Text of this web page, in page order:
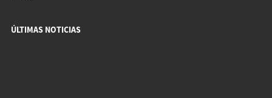
ÚLTIMAS NOTICIAS